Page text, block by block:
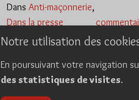
Dans Anti-maçonnerie,
Dans la presse
Notre utilisation des
En poursuivant votre navigation
des statistiques de visites.